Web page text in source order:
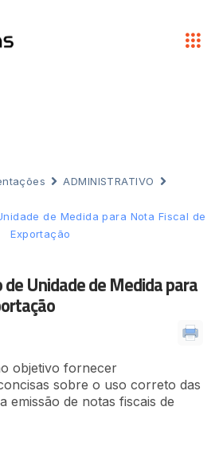
ADMINISTRATIVO
de Medida para Nota Fiscal de
Exportação
Unidade de Medida para
objetivo fornecer
sobre o uso correto das
emissão de notas fiscais de